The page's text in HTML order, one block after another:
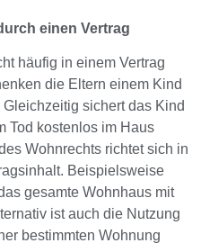
einen Vertrag
häufig in einem Vertrag
die Eltern einem Kind
sichert das Kind
Tod kostenlos im Haus
Wohnrechts richtet sich in
Beispielsweise
gesamte Wohnhaus mit
ist auch die Nutzung
bestimmten Wohnung